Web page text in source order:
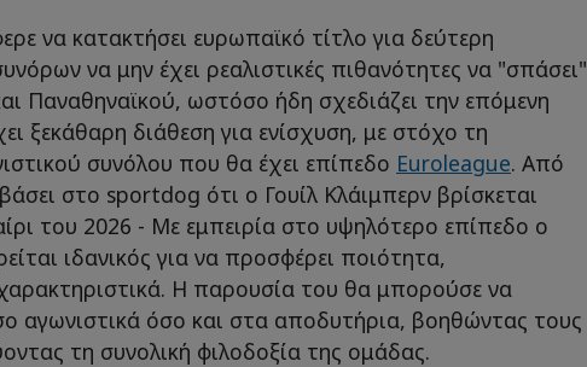
να κατακτήσει ευρωπαϊκό τίτλο για δεύτερη
να μην έχει ρεαλιστικές πιθανότητες να "σπάσει"
Παναθηναϊκού, ωστόσο ήδη σχεδιάζει την επόμενη
ξεκάθαρη διάθεση για ενίσχυση, με στόχο τη
συνόλου που θα έχει επίπεδο Euroleague. Από
στο sportdog ότι ο Γουίλ Κλάιμπερν βρίσκεται
του 2026 - Με εμπειρία στο υψηλότερο επίπεδο ο
ιδανικός για να προσφέρει ποιότητα,
Η παρουσία του θα μπορούσε να
αγωνιστικά όσο και στα αποδυτήρια, βοηθώντας τους
τη συνολική φιλοδοξία της ομάδας.